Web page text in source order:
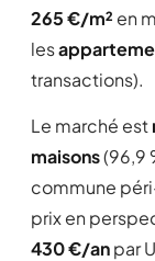
265 €/m² en
les
transactions).
Le marché est
maisons(96,9
commune
prix en
430 €/anpar